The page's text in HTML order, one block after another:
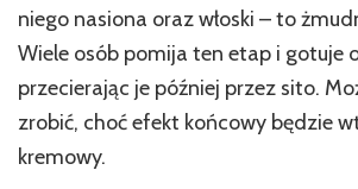
niego nasiona oraz włoski – to
Wiele osób pomija ten etap i gotuje
przecierając je później przez sito.
zrobić, choć efekt końcowy będzie
kremowy.